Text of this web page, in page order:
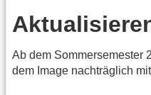
Ab dem Sommersemester
dem Image nachträglich